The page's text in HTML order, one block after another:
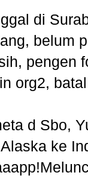
di
belum
pengen
org2,
d Sbo,
ke